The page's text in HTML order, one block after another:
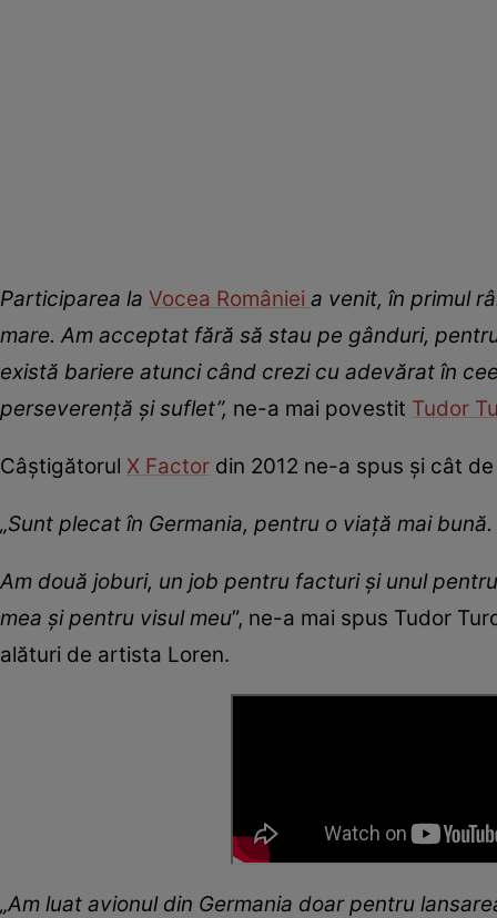
Participarea la Vocea României a venit, în primul
mare. Am acceptat fără să stau pe gânduri,
există bariere atunci când crezi cu adevărat în
perseverență și suflet”, ne-a mai povestit Tudor
Câștigătorul X Factor din 2012 ne-a spus și cât
„Sunt plecat în Germania, pentru o viață mai
Am două joburi, un job pentru facturi și unul
mea și pentru visul meu”, ne-a mai spus Tudor
alături de artista Loren.
„Am luat avionul din Germania doar pentru